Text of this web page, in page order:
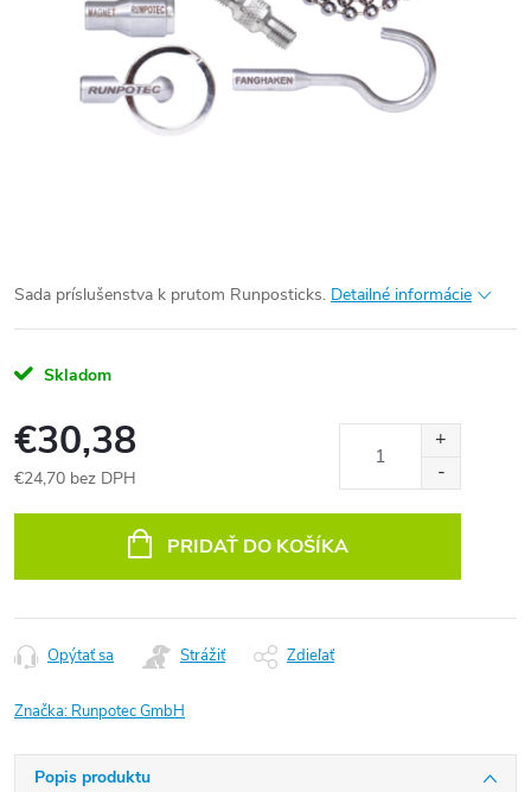
Sada príslušenstva k prutom Runposticks. Detailné informácie
Skladom
€30,38
€24,70 bez DPH
PRIDAŤ DO KOŠÍKA
Opýtať sa Strážiť Zdieľať
Značka: Runpotec GmbH
Popis produktu